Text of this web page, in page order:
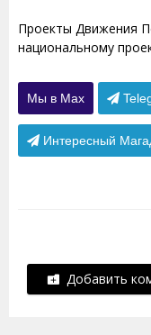
Проекты Движения
национальному
Мы в Max
Интересный
Добавить